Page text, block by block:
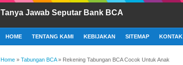
Tanya Jawab Seputar Bank BCA
HOME TENTANG KAMI KEBIJAKAN SITEMAP KONTAK
Home » Tabungan BCA» Rekening Tabungan BCA Cocok Untuk Anak